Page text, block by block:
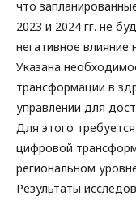
что
2023 и 2024 гг. не
негативное влияние
Указана
трансформации в
управлении для
Для этого
цифровой
региональном
Результаты